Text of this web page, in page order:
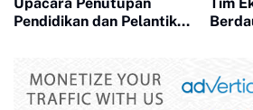
Upacara Penutupan
Pendidikan dan Pelantikan
Tim